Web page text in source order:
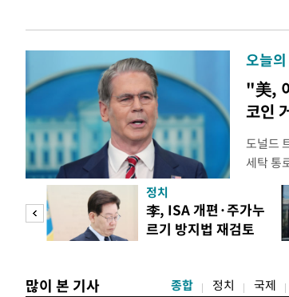
오늘
"美,
코인
도널드
세탁 통
무더
이란혁
래소와,
트워크
정치
李, ISA 개편·주가누
르기 방지법 재검토
많이 본 기사 종합 정치 국제